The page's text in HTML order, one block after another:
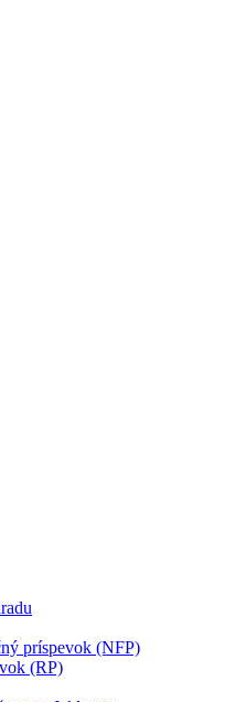
príspevok (NFP)
(RP)